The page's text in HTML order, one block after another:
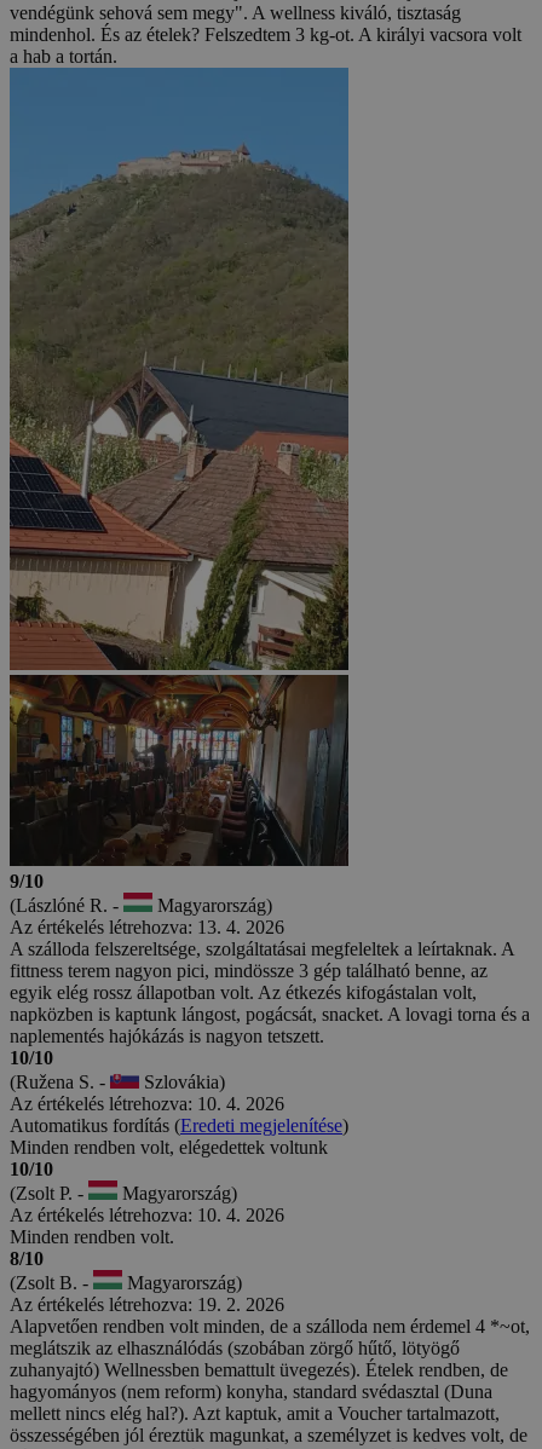
vendégünk sehová sem megy". A wellness kiváló, tisztaság
mindenhol. És az ételek? Felszedtem 3 kg-ot. A királyi vacsora volt
a hab a tortán.
9/10
(Lászlóné R. -
Magyarország)
Az értékelés létrehozva: 13. 4. 2026
A szálloda felszereltsége, szolgáltatásai megfeleltek a leírtaknak. A
fittness terem nagyon pici, mindössze 3 gép található benne, az
egyik elég rossz állapotban volt. Az étkezés kifogástalan volt,
napközben is kaptunk lángost, pogácsát, snacket. A lovagi torna és a
naplementés hajókázás is nagyon tetszett.
10/10
(Ružena S. -
Szlovákia)
Az értékelés létrehozva: 10. 4. 2026
Automatikus fordítás (Eredeti megjelenítése)
Minden rendben volt, elégedettek voltunk
10/10
(Zsolt P. -
Magyarország)
Az értékelés létrehozva: 10. 4. 2026
Minden rendben volt.
8/10
(Zsolt B. -
Magyarország)
Az értékelés létrehozva: 19. 2. 2026
Alapvetően rendben volt minden, de a szálloda nem érdemel 4 *~ot,
meglátszik az elhasználódás (szobában zörgő hűtő, lötyögő
zuhanyajtó) Wellnessben bemattult üvegezés). Ételek rendben, de
hagyományos (nem reform) konyha, standard svédasztal (Duna
mellett nincs elég hal?). Azt kaptuk, amit a Voucher tartalmazott,
összességében jól éreztük magunkat, a személyzet is kedves volt, de